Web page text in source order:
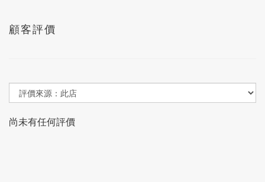
顧客評價
尚未有任何評價